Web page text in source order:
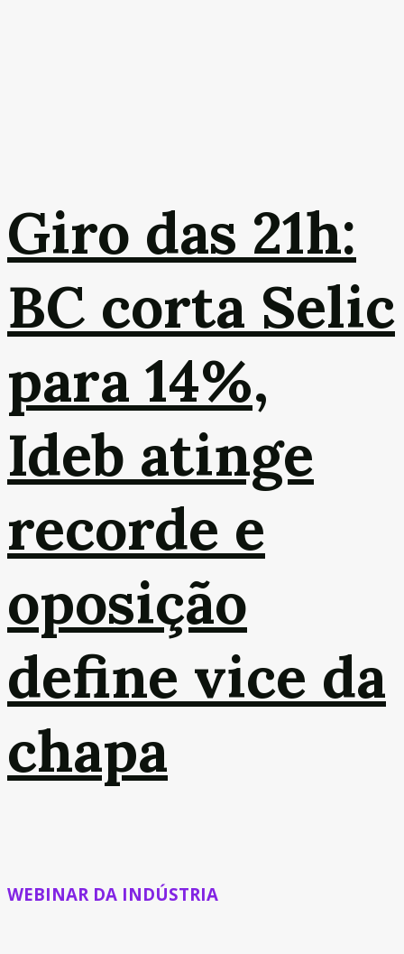
Giro das 21h:
BC corta Selic
para 14%,
Ideb atinge
recorde e
oposição
define vice da
chapa
WEBINAR DA INDÚSTRIA